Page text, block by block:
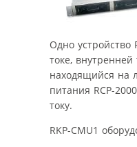
Одно
токе,
находящийся на
питания RCP-
току.
RKP-CMU1